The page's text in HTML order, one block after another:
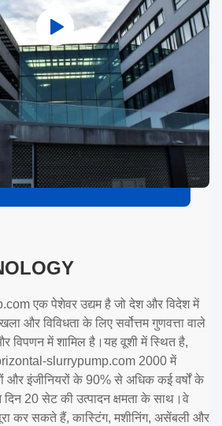
एक पेशेवर उद्यम है जो देश और विदेश में
और विविधता के लिए सर्वोत्तम गुणवत्ता वाले
विपणन में शामिल है।यह वूशी में स्थित है,
slurrypump.com 2000 में
और इंजीनियरों के 90% से अधिक कई वर्षों के
दिन 20 सेट की उत्पादन क्षमता के साथ।वे
कर सकते हैं, कास्टिंग, मशीनिंग, असेंबली और